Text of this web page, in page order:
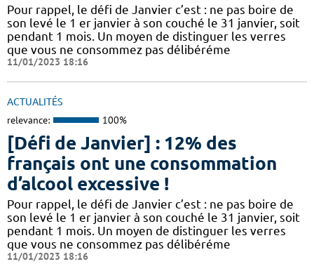
Pour rappel, le défi de Janvier c’est : ne pas boire de
son levé le 1 er janvier à son couché le 31 janvier, soit
pendant 1 mois. Un moyen de distinguer les verres
que vous ne consommez pas délibéréme
11/01/2023 18:16
ACTUALITÉS
relevance: 100%
[Défi de Janvier] : 12% des
français ont une consommation
d’alcool excessive !
Pour rappel, le défi de Janvier c’est : ne pas boire de
son levé le 1 er janvier à son couché le 31 janvier, soit
pendant 1 mois. Un moyen de distinguer les verres
que vous ne consommez pas délibéréme
11/01/2023 18:16